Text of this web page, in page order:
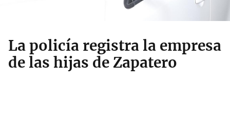
La policía registra la empresa
de las hijas de Zapatero